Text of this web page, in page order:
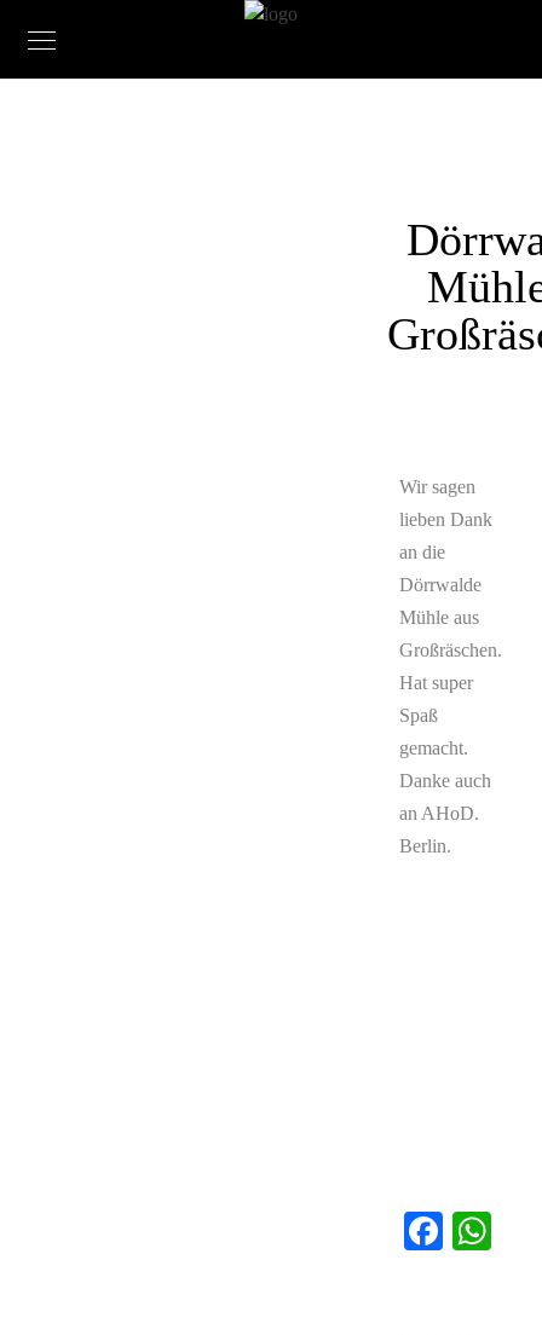
Wir sagen
lieben Dank
an die
Dörrwalde
Mühle aus
Großräschen.
Hat super
Spaß
gemacht.
Danke auch
an AHoD.
Berlin.